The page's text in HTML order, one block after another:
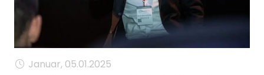
FAQ
Januar, 05.01.2025